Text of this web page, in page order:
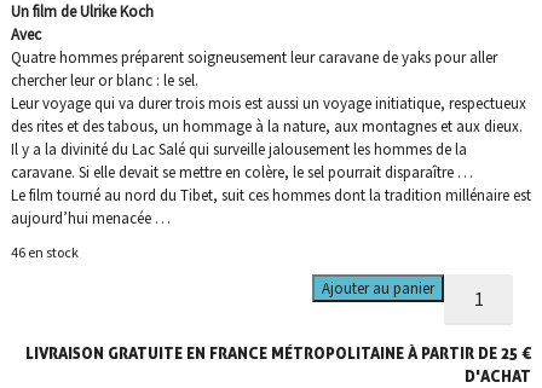
Un film de Ulrike Koch
Avec
Quatre hommes préparent soigneusement leur caravane de yaks pour aller
chercher leur or blanc : le sel.
Leur voyage qui va durer trois mois est aussi un voyage initiatique, respectueux
des rites et des tabous, un hommage à la nature, aux montagnes et aux dieux.
Il y a la divinité du Lac Salé qui surveille jalousement les hommes de la
caravane. Si elle devait se mettre en colère, le sel pourrait disparaître …
Le film tourné au nord du Tibet, suit ces hommes dont la tradition millénaire est
aujourd’hui menacée …
46 en stock
de
Route
du
Ajouter au panier
LIVRAISON GRATUITE EN FRANCE MÉTROPOLITAINE À PARTIR DE 25 €
D'ACHAT